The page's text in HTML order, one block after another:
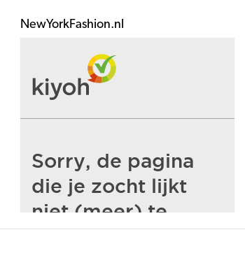
NewYorkFashion.nl